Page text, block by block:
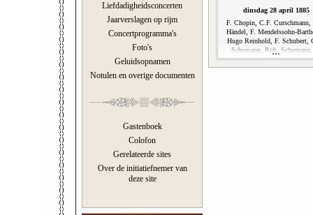
Liefdadigheidsconcerten
Jaarverslagen op rijm
Concertprogramma's
Foto's
Geluidsopnamen
Notulen en overige documenten
Gastenboek
Colofon
Gerelateerde sites
Over de initiatiefnemer van
deze site
dinsdag 28 april 1885
F. Chopin, C.F. Curschmann,
Händel, F. Mendelssohn-
Hugo Reinhold, F. Schubert,
Schumann, Rob.
Volkman